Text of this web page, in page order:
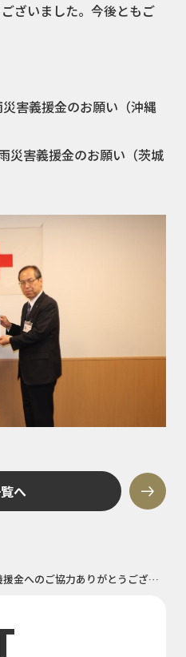
ざいました。今後ともご
害義援金のお願い（沖縄
災害義援金のお願い（茨城
へ
台風災害義援金へのご協力ありがとうございました